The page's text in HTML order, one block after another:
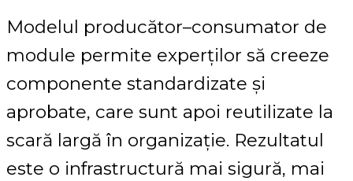
Modelul producător–consumator de
module permite experților să creeze
componente standardizate și
aprobate, care sunt apoi reutilizate la
scară largă în organizație. Rezultatul
este o infrastructură mai sigură, mai